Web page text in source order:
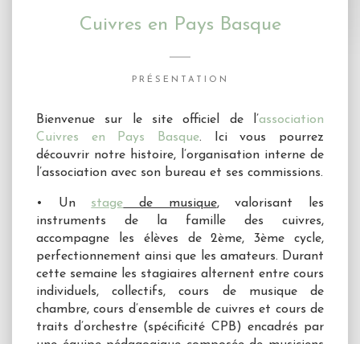
Cuivres en Pays Basque
PRÉSENTATION
Bienvenue sur le site officiel de l’association
Cuivres en Pays Basque. Ici vous pourrez
découvrir notre histoire, l’organisation interne de
l’association avec son bureau et ses commissions.
• Un stage de musique, valorisant les
instruments de la famille des cuivres,
accompagne les élèves de 2ème, 3ème cycle,
perfectionnement ainsi que les amateurs. Durant
cette semaine les stagiaires alternent entre cours
individuels, collectifs, cours de musique de
chambre, cours d’ensemble de cuivres et cours de
traits d’orchestre (spécificité CPB) encadrés par